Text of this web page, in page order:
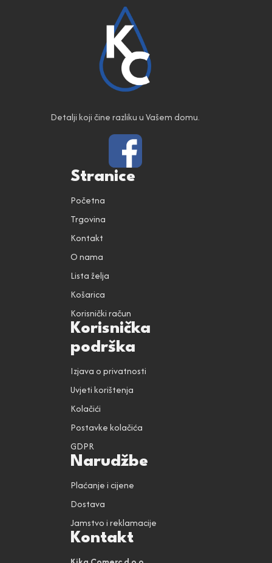
Detalji koji čine razliku u Vašem domu.
Stranice
Početna
Trgovina
Kontakt
O nama
Lista želja
Košarica
Korisnički račun
Korisnička
podrška
Izjava o privatnosti
Uvjeti korištenja
Kolačići
Postavke kolačića
GDPR
Narudžbe
Plaćanje i cijene
Dostava
Jamstvo i reklamacije
Kontakt